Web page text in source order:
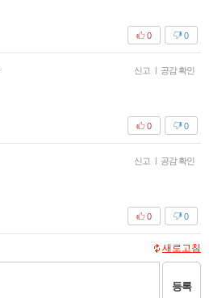
0
0
신고 | 공감 확인
0
0
신고 | 공감 확인
0
0
새로고침
등록